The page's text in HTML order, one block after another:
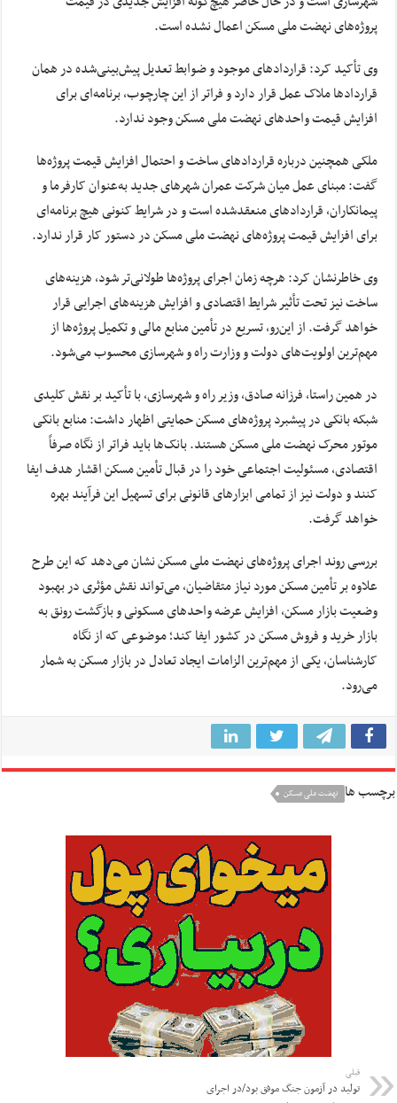
پروژه‌های نهضت ملی مسکن اعمال نشده است.
وی تأکید کرد: قرارداد‌های موجود و ضوابط تعدیل پیش‌بینی‌شده در همان
قرارداد‌ها ملاک عمل قرار دارد و فراتر از این چارچوب، برنامه‌ای برای
افزایش قیمت واحد‌های نهضت ملی مسکن وجود ندارد.
ملکی همچنین درباره قرارداد‌های ساخت و احتمال افزایش قیمت پروژه‌ها
گفت: مبنای عمل میان شرکت عمران شهر‌های جدید به‌عنوان کارفرما و
پیمانکاران، قرارداد‌های منعقدشده است و در شرایط کنونی هیچ برنامه‌ای
برای افزایش قیمت پروژه‌های نهضت ملی مسکن در دستور کار قرار ندارد.
وی خاطرنشان کرد: هرچه زمان اجرای پروژه‌ها طولانی‌تر شود، هزینه‌های
ساخت نیز تحت تأثیر شرایط اقتصادی و افزایش هزینه‌های اجرایی قرار
خواهد گرفت. از این‌رو، تسریع در تأمین منابع مالی و تکمیل پروژه‌ها از
مهم‌ترین اولویت‌های دولت و وزارت راه و شهرسازی محسوب می‌شود.
در همین راستا، فرزانه صادق، وزیر راه و شهرسازی، با تأکید بر نقش کلیدی
شبکه بانکی در پیشبرد پروژه‌های مسکن حمایتی اظهار داشت: منابع بانکی
موتور محرک نهضت ملی مسکن هستند. بانک‌ها باید فراتر از نگاه صرفاً
اقتصادی، مسئولیت اجتماعی خود را در قبال تأمین مسکن اقشار هدف ایفا
کنند و دولت نیز از تمامی ابزار‌های قانونی برای تسهیل این فرآیند بهره
خواهد گرفت.
بررسی روند اجرای پروژه‌های نهضت ملی مسکن نشان می‌دهد که این طرح
علاوه بر تأمین مسکن مورد نیاز متقاضیان، می‌تواند نقش مؤثری در بهبود
وضعیت بازار مسکن، افزایش عرضه واحد‌های مسکونی و بازگشت رونق به
بازار خرید و فروش مسکن در کشور ایفا کند؛ موضوعی که از نگاه
کارشناسان، یکی از مهم‌ترین الزامات ایجاد تعادل در بازار مسکن به شمار
می‌رود.
برچسب ها نهضت ملی مسکن
قبلی
تولید در آزمون جنگ موفق بود/در اجرای